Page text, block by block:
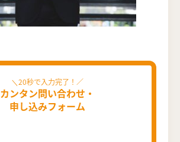
カンタン問い合わせ・
申し込みフォーム